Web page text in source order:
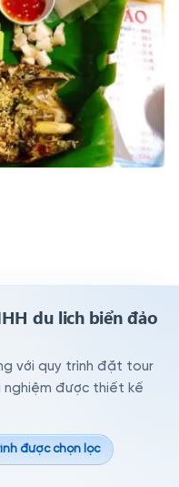
du lich biển đảo
với quy trình đặt tour
được thiết kế
được chọn lọc